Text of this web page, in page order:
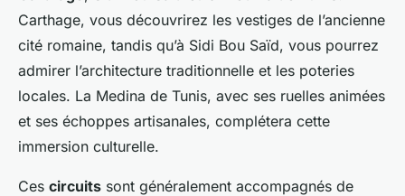
Carthage, vous découvrirez les vestiges de l’ancienne
cité romaine, tandis qu’à Sidi Bou Saïd, vous pourrez
admirer l’architecture traditionnelle et les poteries
locales. La Medina de Tunis, avec ses ruelles animées
et ses échoppes artisanales, complétera cette
immersion culturelle.
Ces circuits sont généralement accompagnés de